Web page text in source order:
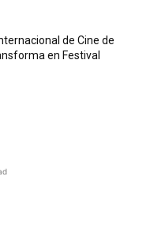
de Cine de
en Festival